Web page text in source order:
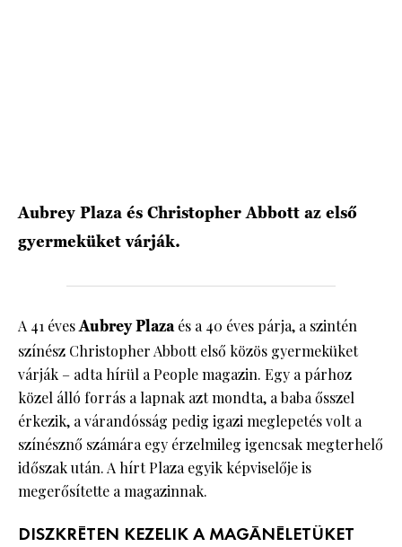
Aubrey Plaza és Christopher Abbott az első
gyermeküket várják.
A 41 évesAubrey Plazaés a 40 éves párja, a szintén
színész Christopher Abbott első közös gyermeküket
várják – adta hírül a People magazin. Egy a párhoz
közel álló forrás a lapnak azt mondta, a baba ősszel
érkezik, a várandósság pedig igazi meglepetés volt a
színésznő számára egy érzelmileg igencsak megterhelő
időszak után. A hírt Plaza egyik képviselője is
megerősítette a magazinnak.
DISZKRÉTEN KEZELIK A MAGÁNÉLETÜKET